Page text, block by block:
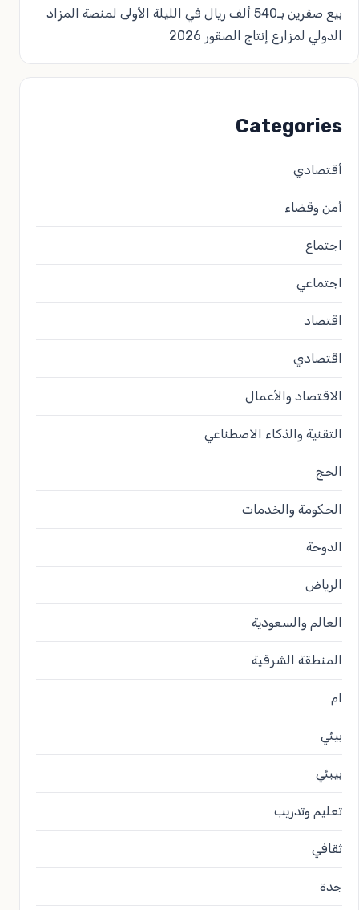
بيع صقرين بـ540 ألف ريال في الليلة الأولى لمنصة المزاد
الدولي لمزارع إنتاج الصقور 2026
Categories
أقتصادي
أمن وقضاء
اجتماع
اجتماعي
اقتصاد
اقتصادي
الاقتصاد والأعمال
التقنية والذكاء الاصطناعي
الحج
الحكومة والخدمات
الدوحة
الرياض
العالم والسعودية
المنطقة الشرقية
ام
بيئي
بيبئي
تعليم وتدريب
ثقافي
جدة